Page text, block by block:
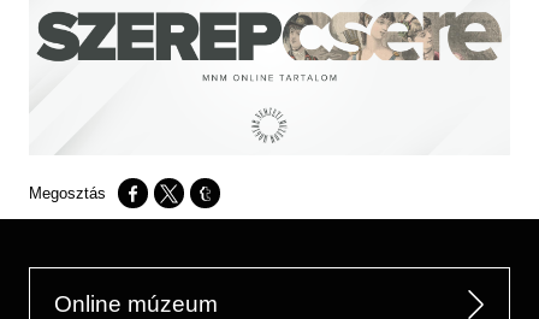
Opens in a new window
Opens in a new window
Opens in a new window
Online múzeum